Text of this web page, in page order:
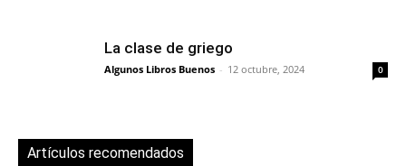
La clase de griego
Algunos Libros Buenos - 12 octubre, 2024 0
Artículos recomendados